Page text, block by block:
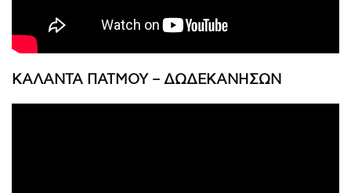
ΚΑΛΑΝΤΑ ΠΑΤΜΟΥ – ΔΩΔΕΚΑΝΗΣΩΝ